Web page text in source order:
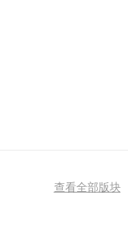
查看全部版块